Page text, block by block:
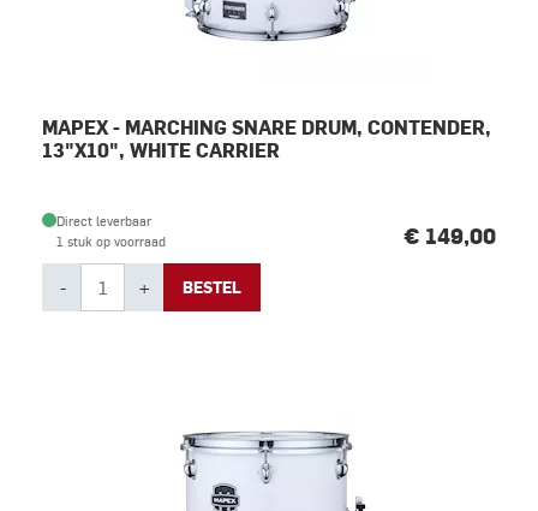
MAPEX - MARCHING SNARE DRUM, CONTENDER,
13"X10", WHITE CARRIER
Direct leverbaar
1 stuk op voorraad
€ 149,00
- + BESTEL